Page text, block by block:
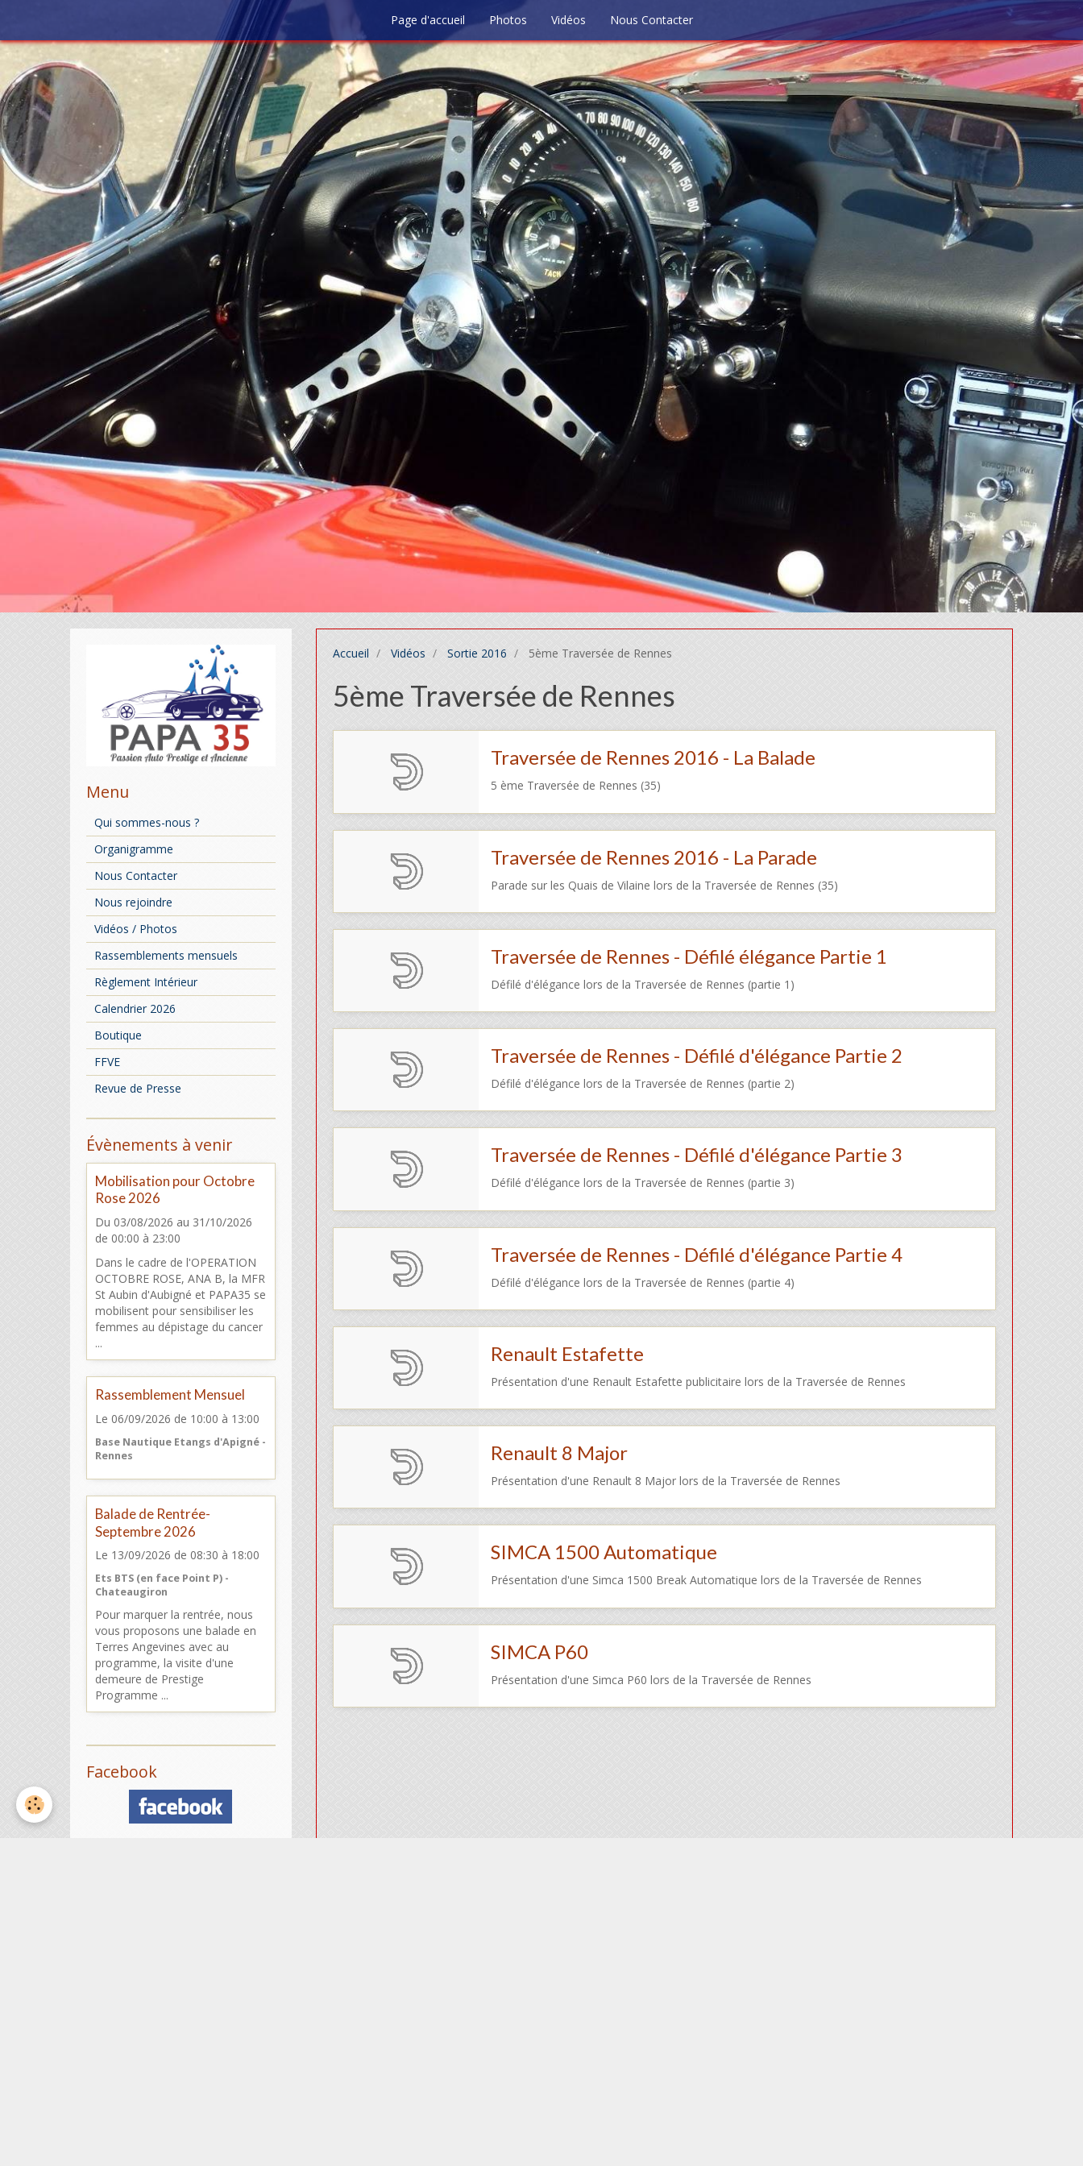
Page d'accueil Photos Vidéos Nous Contacter
Accueil Vidéos Sortie 2016 5ème Traversée de Rennes
5ème Traversée de Rennes
Traversée de Rennes 2016 - La Balade
5 ème Traversée de Rennes (35)
Traversée de Rennes 2016 - La Parade
Parade sur les Quais de Vilaine lors de la Traversée de Rennes (35)
Traversée de Rennes - Défilé élégance Partie 1
Défilé d'élégance lors de la Traversée de Rennes (partie 1)
Traversée de Rennes - Défilé d'élégance Partie 2
Défilé d'élégance lors de la Traversée de Rennes (partie 2)
Traversée de Rennes - Défilé d'élégance Partie 3
Défilé d'élégance lors de la Traversée de Rennes (partie 3)
Traversée de Rennes - Défilé d'élégance Partie 4
Défilé d'élégance lors de la Traversée de Rennes (partie 4)
Renault Estafette
Présentation d'une Renault Estafette publicitaire lors de la Traversée de Rennes
Renault 8 Major
Présentation d'une Renault 8 Major lors de la Traversée de Rennes
SIMCA 1500 Automatique
Présentation d'une Simca 1500 Break Automatique lors de la Traversée de Rennes
SIMCA P60
Présentation d'une Simca P60 lors de la Traversée de Rennes
Menu
Qui sommes-nous ?
Organigramme
Nous Contacter
Nous rejoindre
Vidéos / Photos
Rassemblements mensuels
Règlement Intérieur
Calendrier 2026
Boutique
FFVE
Revue de Presse
Évènements à venir
Mobilisation pour Octobre
Rose 2026
Du 03/08/2026 au 31/10/2026
de 00:00 à 23:00
Dans le cadre de l'OPERATION
OCTOBRE ROSE, ANA B, la MFR
St Aubin d'Aubigné et PAPA35 se
mobilisent pour sensibiliser les
femmes au dépistage du cancer
...
Rassemblement Mensuel
Le 06/09/2026 de 10:00 à 13:00
Base Nautique Etangs d'Apigné -
Rennes
Balade de Rentrée-
Septembre 2026
Le 13/09/2026 de 08:30 à 18:00
Ets BTS (en face Point P) -
Chateaugiron
Pour marquer la rentrée, nous
vous proposons une balade en
Terres Angevines avec au
programme, la visite d'une
demeure de Prestige
Programme ...
Facebook